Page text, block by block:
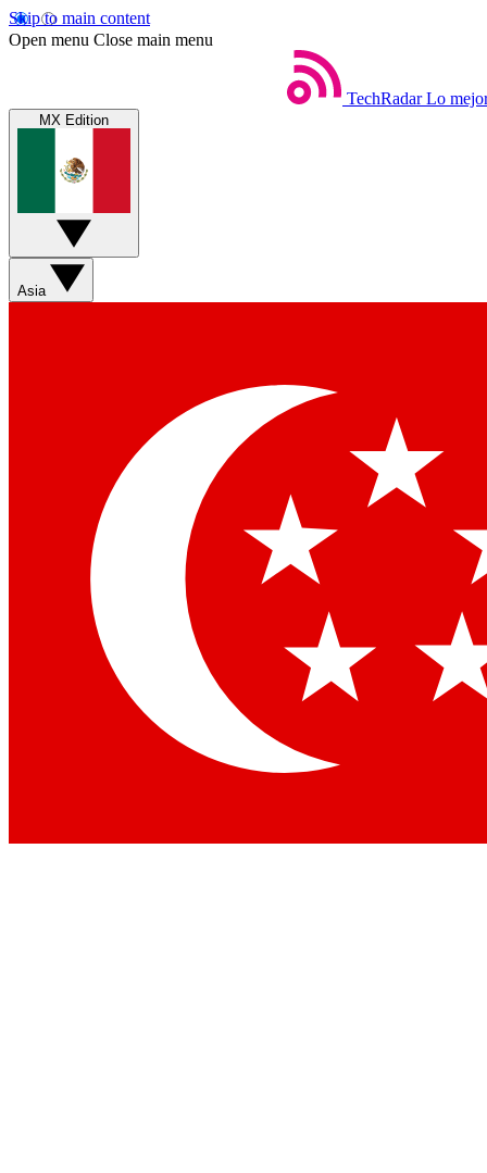
Skip to main content
Open menu Close main menu
TechRadar Lo
MX Edition
Asia